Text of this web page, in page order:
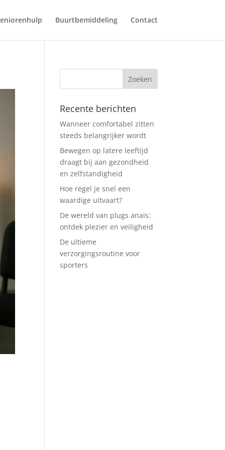
Buurtbemiddeling Contact
Recente berichten
Wanneer comfortabel zitten
steeds belangrijker wordt
Bewegen op latere leeftijd
draagt bij aan gezondheid
en zelfstandigheid
Hoe regel je snel een
waardige uitvaart?
De wereld van plugs anais:
ontdek plezier en veiligheid
De ultieme
verzorgingsroutine voor
sporters